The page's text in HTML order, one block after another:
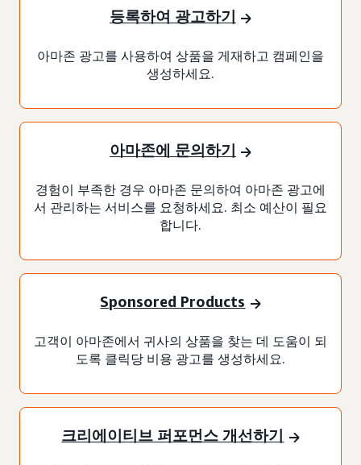
등록하여 광고하기
아마존 광고를 사용하여 상품을 게재하고 캠페인을
생성하세요.
아마존에 문의하기
경험이 부족한 경우 아마존 문의하여 아마존 광고에
서 관리하는 서비스를 요청하세요. 최소 예산이 필요
합니다.
Sponsored Products
고객이 아마존에서 귀사의 상품을 찾는 데 도움이 되
도록 클릭당 비용 광고를 생성하세요.
크리에이티브 퍼포먼스 개선하기